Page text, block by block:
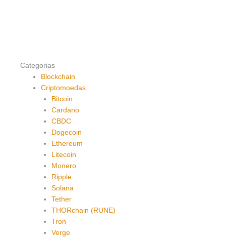
Categorias
Blockchain
Criptomoedas
Bitcoin
Cardano
CBDC
Dogecoin
Ethereum
Litecoin
Monero
Ripple
Solana
Tether
THORchain (RUNE)
Tron
Verge